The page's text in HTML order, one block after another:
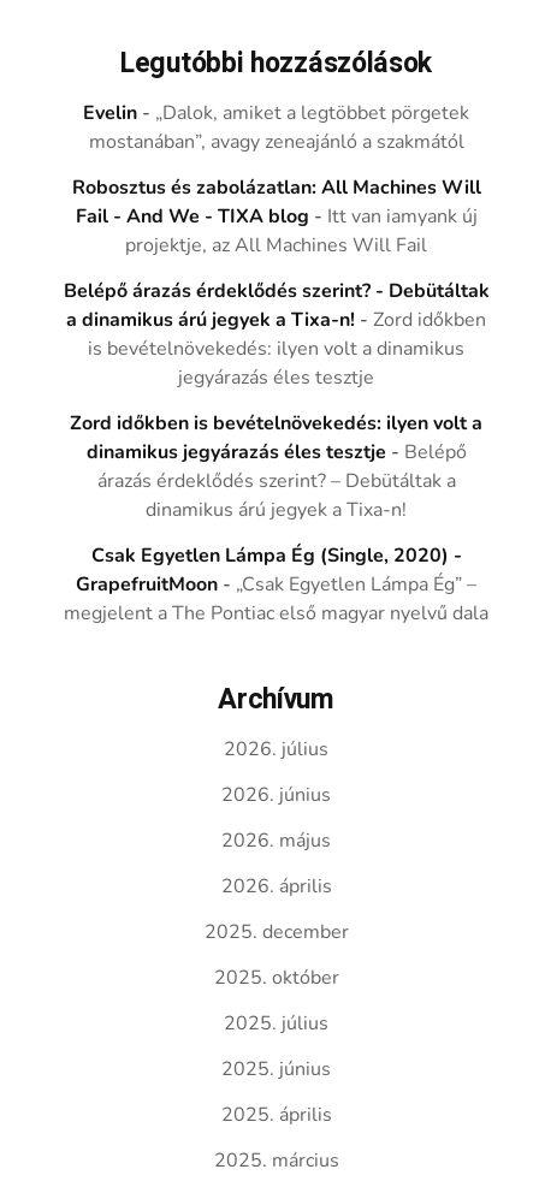
Legutóbbi hozzászólások
Evelin - „Dalok, amiket a legtöbbet pörgetek
mostanában”, avagy zeneajánló a szakmától
Robosztus és zabolázatlan: All Machines Will
Fail - And We - TIXA blog - Itt van iamyank új
projektje, az All Machines Will Fail
Belépő árazás érdeklődés szerint? - Debütáltak
a dinamikus árú jegyek a Tixa-n! -Zord időkben
is bevételnövekedés: ilyen volt a dinamikus
jegyárazás éles tesztje
Zord időkben is bevételnövekedés: ilyen volt a
dinamikus jegyárazás éles tesztje - Belépő
árazás érdeklődés szerint? – Debütáltak a
dinamikus árú jegyek a Tixa-n!
Csak Egyetlen Lámpa Ég (Single, 2020) -
GrapefruitMoon - „Csak Egyetlen Lámpa Ég” –
megjelent a The Pontiac első magyar nyelvű dala
Archívum
2026. július
2026. június
2026. május
2026. április
2025. december
2025. október
2025. július
2025. június
2025. április
2025. március